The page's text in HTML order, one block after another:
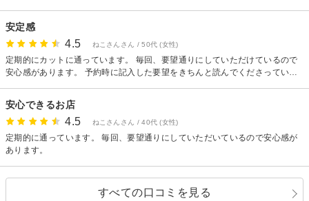
安定感
4.5 ねこさんさん / 50代 (女性)
定期的にカットに通っています。 毎回、要望通りにしていただけているので
安心感があります。 予約時に記入した要望をきちんと読んでくださっている
安心できるお店
4.5 ねこさんさん / 40代 (女性)
定期的に通っています。 毎回、要望通りにしていただいているので安心感が
あります。
すべての口コミを見る